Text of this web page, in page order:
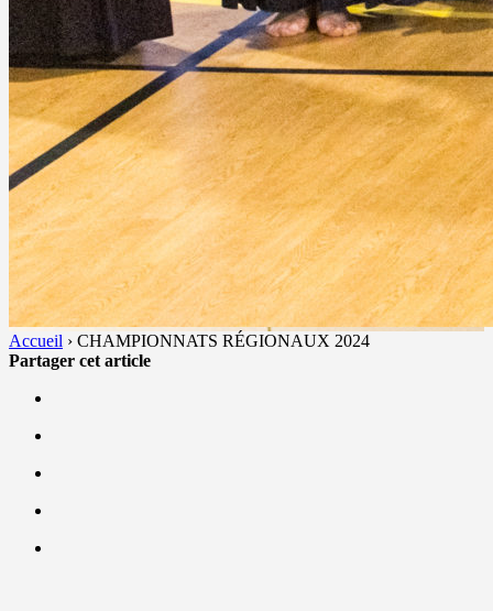
Accueil › CHAMPIONNATS RÉGIONAUX 2024
Partager cet article